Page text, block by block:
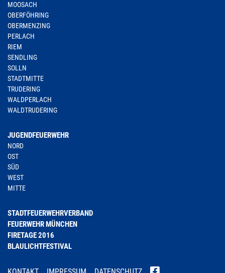
MOOSACH
OBERFÖHRING
OBERMENZING
PERLACH
RIEM
SENDLING
SOLLN
STADTMITTE
TRUDERING
WALDPERLACH
WALDTRUDERING
JUGENDFEUERWEHR
NORD
OST
SÜD
WEST
MITTE
STADTFEUERWEHRVERBAND
FEUERWEHR MÜNCHEN
FIRETAGE 2016
BLAULICHTFESTIVAL